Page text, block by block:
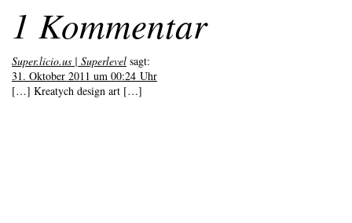
1 Kommentar
Super.licio.us | Superlevel sagt:
31. Oktober 2011 um 00:24 Uhr
[…] Kreatych design art […]